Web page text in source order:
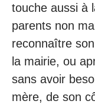
touche aussi à
parents non
reconnaître
la mairie, ou
sans avoir
mère, de son